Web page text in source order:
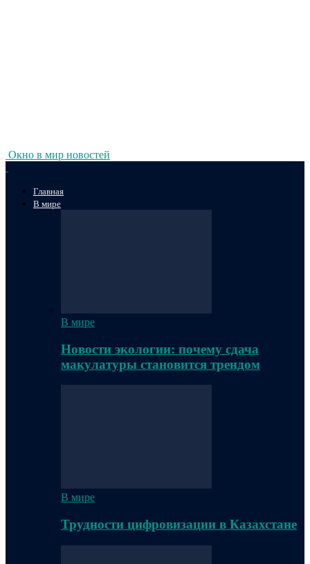
Окно в мир новостей
Главная
В мире
В мире
Новости экологии: почему сдача
макулатуры становится трендом
В мире
Трудности цифровизации в Казахстане